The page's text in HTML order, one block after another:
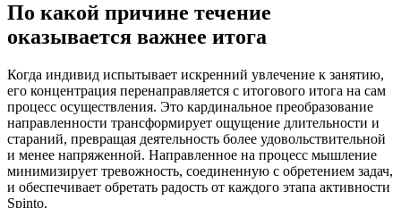
По какой причине течение
оказывается важнее итога
Когда индивид испытывает искренний увлечение к занятию,
его концентрация перенаправляется с итогового итога на сам
процесс осуществления. Это кардинальное преобразование
направленности трансформирует ощущение длительности и
стараний, превращая деятельность более удовольствительной
и менее напряженной. Направленное на процесс мышление
минимизирует тревожность, соединенную с обретением задач,
и обеспечивает обретать радость от каждого этапа активности
Spinto.